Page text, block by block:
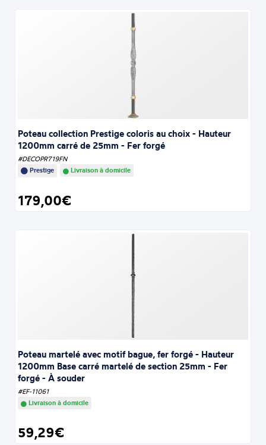
Poteau collection Prestige coloris au choix - Hauteur
1200mm carré de 25mm - Fer forgé
#DECOPR719FN
Prestige
Livraison à domicile
179,00€
Poteau martelé avec motif bague, fer forgé - Hauteur
1200mm Base carré martelé de section 25mm - Fer
forgé - À souder
#EF-11061
Livraison à domicile
59,29€